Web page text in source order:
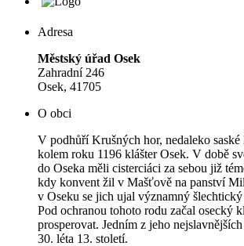
Adresa
Městský úřad Osek
Zahradní 246
Osek, 41705
O obci
V podhůří Krušných hor, nedaleko
kolem roku 1196 klášter Osek. V době
do Oseka měli cisterciáci za sebou již
kdy konvent žil v Mašťově na panství
v Oseku se jich ujal významný
Pod ochranou tohoto rodu začal osecký
prosperovat. Jedním z jeho
30. léta 13. století.